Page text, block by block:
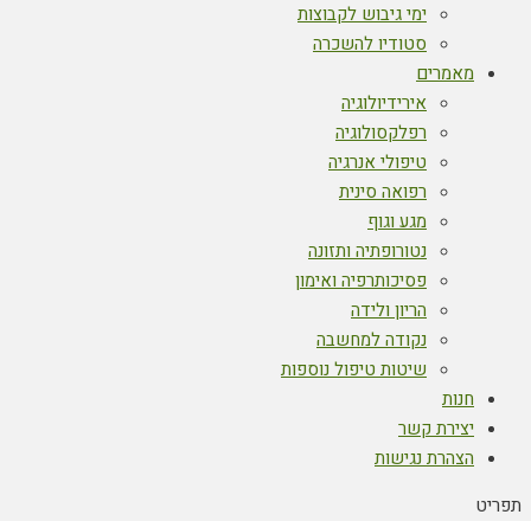
ימי גיבוש לקבוצות
סטודיו להשכרה
מאמרים
אירידיולוגיה
רפלקסולוגיה
טיפולי אנרגיה
רפואה סינית
מגע וגוף
נטורופתיה ותזונה
פסיכותרפיה ואימון
הריון ולידה
נקודה למחשבה
שיטות טיפול נוספות
חנות
יצירת קשר
הצהרת נגישות
תפריט